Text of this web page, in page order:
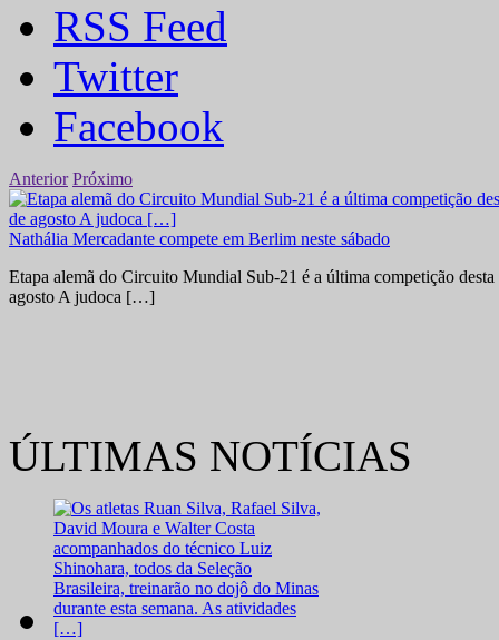
RSS Feed
Twitter
Facebook
Anterior Próximo
Nathália Mercadante compete em Berlim neste sábado
Etapa alemã do Circuito Mundial Sub-21 é a última competição
agosto A judoca […]
ÚLTIMAS NOTÍCIAS